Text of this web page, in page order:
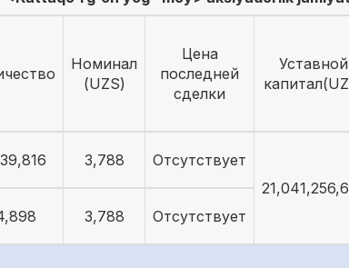
Номинал
(UZS)
Цена
последней
сделки
Уставной
3,788
Отсутствует
3,788 Отсутствует